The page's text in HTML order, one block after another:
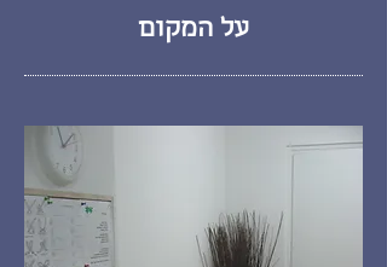
על המקום